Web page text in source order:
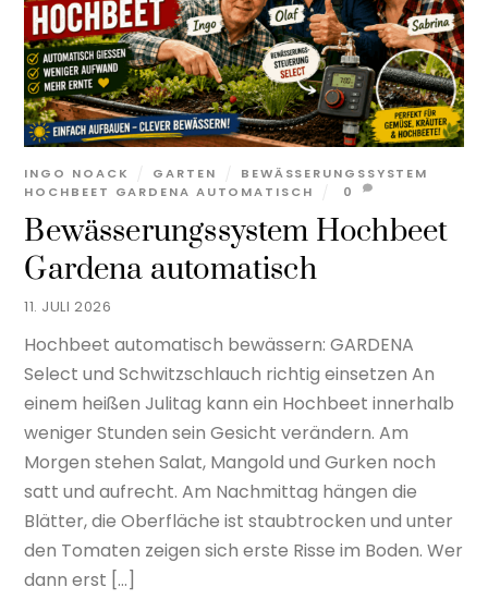
11. JULI 2026
Bewässerungssystem Hochbeet
Gardena automatisch
INGO NOACK GARTEN
BEWÄSSERUNGSSYSTEM
HOCHBEET GARDENA AUTOMATISCH
0
Hochbeet automatisch bewässern: GARDENA
Select und Schwitzschlauch richtig einsetzen An
einem heißen Julitag kann ein Hochbeet innerhalb
weniger Stunden sein Gesicht verändern. Am
Morgen stehen Salat, Mangold und Gurken noch
satt und aufrecht. Am Nachmittag hängen die
Blätter, die Oberfläche ist staubtrocken und unter
den Tomaten zeigen sich erste Risse im Boden. Wer
dann erst […]